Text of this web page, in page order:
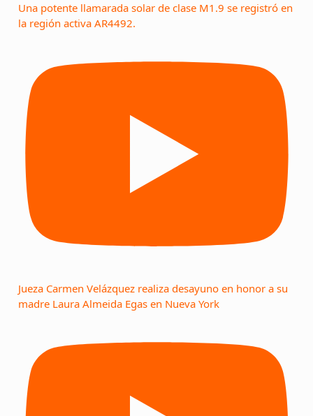
Una potente llamarada solar de clase M1.9 se registró en
la región activa AR4492.
Jueza Carmen Velázquez realiza desayuno en honor a su
madre Laura Almeida Egas en Nueva York